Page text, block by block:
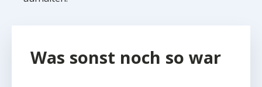
Was sonst noch so war